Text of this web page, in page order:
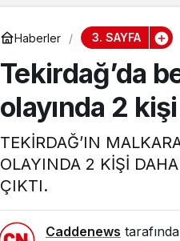
Haberler 3. SAYFA
Tekirdağ’da
olayında 2
TEKİRDAĞ’IN
OLAYINDA 2 KİŞİ
ÇIKTI.
Caddenews